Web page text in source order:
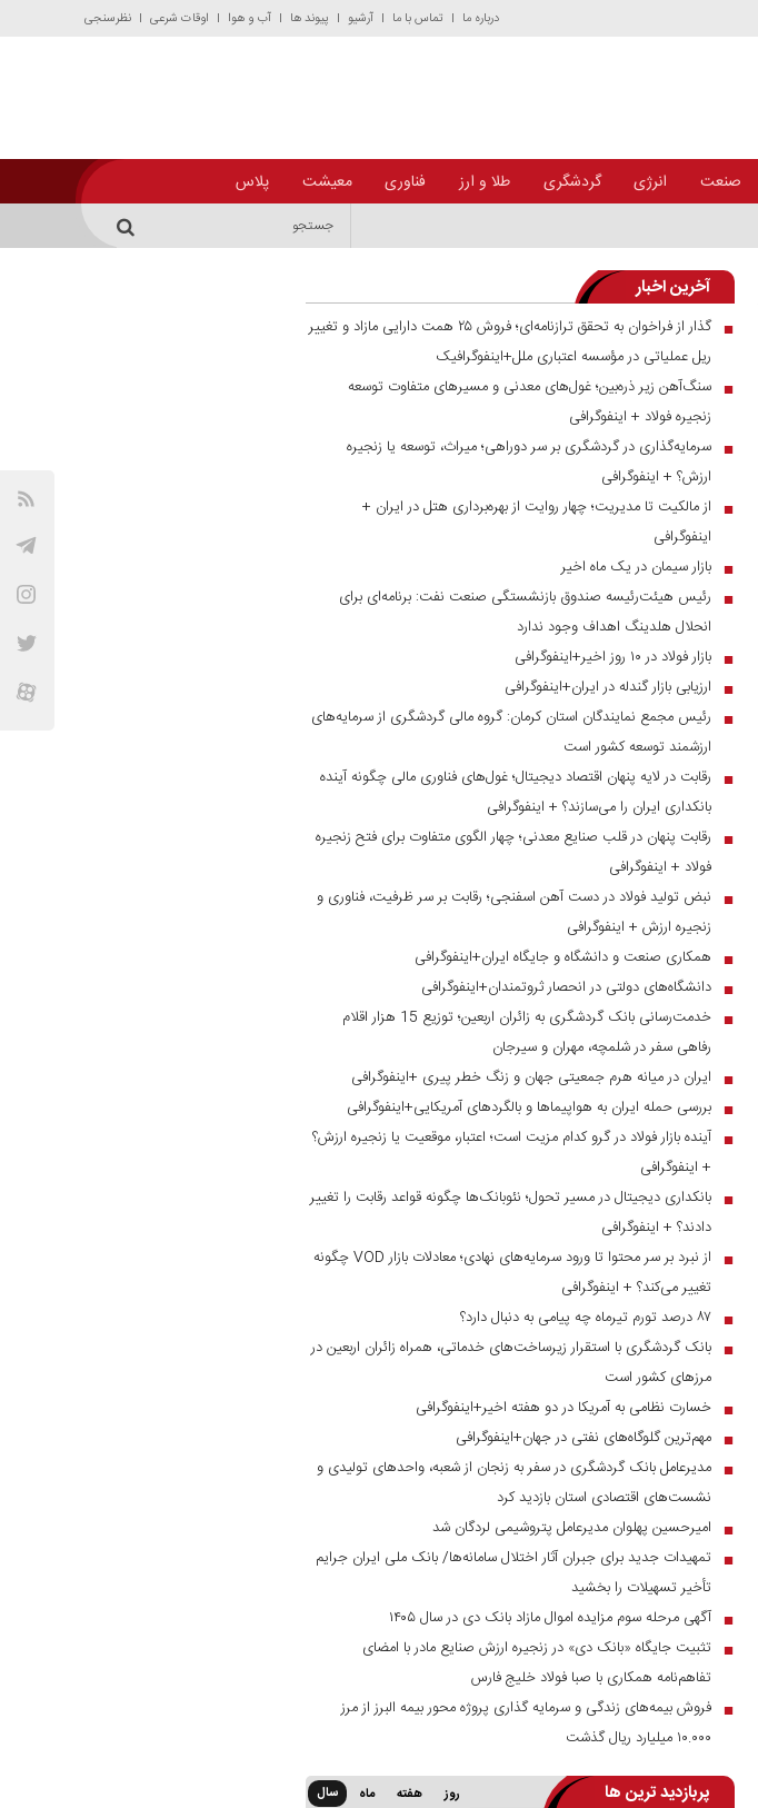
درباره ما تماس با ما آرشیو پیوند ها آب و هوا اوقات شرعی نظرسنجی
صنعت انرژی گردشگری طلا و ارز فناوری معیشت پلاس
آخرین اخبار
■
گذار از فراخوان به تحقق ترازنامه‌ای؛ فروش ۲۵ همت دارایی مازاد و تغییر
ریل عملیاتی در مؤسسه اعتباری ملل+اینفوگرافیک
■ سنگ‌آهن زیر ذره‌بین؛ غول‌های معدنی و مسیر‌های متفاوت توسعه
زنجیره فولاد + اینفوگرافی
■ سرمایه‌گذاری در گردشگری بر سر دوراهی؛ میراث، توسعه یا زنجیره
ارزش؟ + اینفوگرافی
■
از مالکیت تا مدیریت؛ چهار روایت از بهره‌برداری هتل در ایران +
اینفوگرافی
■ بازار سیمان در یک ماه اخیر
■
رئیس هیئت‌رئیسه صندوق بازنشستگی صنعت نفت: برنامه‌ای برای
انحلال هلدینگ اهداف وجود ندارد
■ بازار فولاد در ۱۰ روز اخیر+اینفوگرافی
■ ارزیابی بازار گندله در ایران+اینفوگرافی
■
رئیس مجمع نمایندگان استان کرمان: گروه مالی گردشگری از سرمایه‌های
ارزشمند توسعه کشور است
■
رقابت در لایه پنهان اقتصاد دیجیتال؛ غول‌های فناوری مالی چگونه آینده
بانکداری ایران را می‌سازند؟ + اینفوگرافی
■
رقابت پنهان در قلب صنایع معدنی؛ چهار الگوی متفاوت برای فتح زنجیره
فولاد + اینفوگرافی
■
نبض تولید فولاد در دست آهن اسفنجی؛ رقابت بر سر ظرفیت، فناوری و
زنجیره ارزش + اینفوگرافی
■ همکاری صنعت و دانشگاه و جایگاه ایران+اینفوگرافی
■ دانشگاه‌های دولتی در انحصار ثروتمندان+اینفوگرافی
■
خدمت‌رسانی بانک گردشگری به زائران اربعین؛ توزیع 15 هزار اقلام
رفاهی سفر در شلمچه، مهران و سیرجان
■ ایران در میانه هرم جمعیتی جهان و زنگ خطر پیری +اینفوگرافی
■ بررسی حمله ایران به هواپیماها و بالگردهای آمریکایی+اینفوگرافی
■ آینده بازار فولاد در گرو کدام مزیت است؛ اعتبار، موقعیت یا زنجیره ارزش؟
+ اینفوگرافی
■ بانکداری دیجیتال در مسیر تحول؛ نئوبانک‌ها چگونه قواعد رقابت را تغییر
دادند؟ + اینفوگرافی
■
از نبرد بر سر محتوا تا ورود سرمایه‌های نهادی؛ معادلات بازار VOD چگونه
تغییر می‌کند؟ + اینفوگرافی
■ ۸۷ درصد تورم تیرماه چه پیامی به دنبال دارد؟
■ بانک گردشگری با استقرار زیرساخت‌های خدماتی، همراه زائران اربعین در
مرز‌های کشور است
■ خسارت نظامی به آمریکا در دو هفته اخیر+اینفوگرافی
■ مهم‌ترین گلوگاه‌های نفتی در جهان+اینفوگرافی
■ مدیرعامل بانک گردشگری در سفر به زنجان از شعبه، واحدهای تولیدی و
نشست‌های اقتصادی استان بازدید کرد
■ امیرحسین پهلوان مدیرعامل پتروشیمی لردگان شد
■
تمهیدات جدید برای جبران آثار اختلال سامانه‌ها/ بانک ملی ایران جرایم
تأخیر تسهیلات را بخشید
■ آگهی مرحله سوم مزایده اموال مازاد بانک دی در سال ۱۴۰۵
■
تثبیت جایگاه «بانک دی» در زنجیره ارزش صنایع مادر با امضای
تفاهم‌نامه همکاری با صبا فولاد خلیج فارس
■ فروش بیمه‌های زندگی و سرمایه گذاری پروژه محور بیمه البرز از مرز
۱۰.۰۰۰ میلیارد ریال گذشت
پربازدید ترین ها روز هفته ماه سال